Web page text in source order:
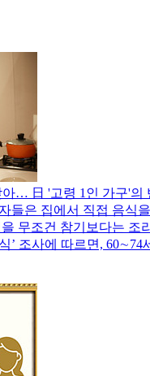
아… 日 '고령 1인 가구'의
들은 집에서 직접 음식
무조건 참기보다는 조
’ 조사에 따르면,